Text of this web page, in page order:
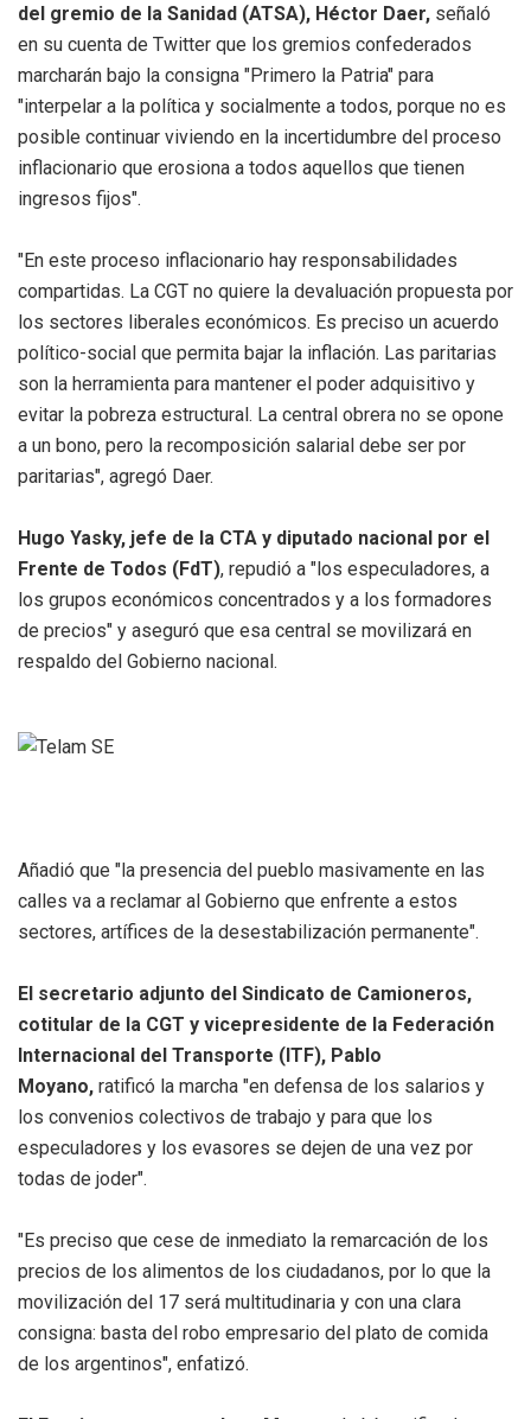
del gremio de la Sanidad (ATSA), Héctor Daer, señaló
en su cuenta de Twitter que los gremios confederados
marcharán bajo la consigna "Primero la Patria" para
"interpelar a la política y socialmente a todos, porque no es
posible continuar viviendo en la incertidumbre del proceso
inflacionario que erosiona a todos aquellos que tienen
ingresos fijos".
"En este proceso inflacionario hay responsabilidades
compartidas. La CGT no quiere la devaluación propuesta por
los sectores liberales económicos. Es preciso un acuerdo
político-social que permita bajar la inflación. Las paritarias
son la herramienta para mantener el poder adquisitivo y
evitar la pobreza estructural. La central obrera no se opone
a un bono, pero la recomposición salarial debe ser por
paritarias", agregó Daer.
Hugo Yasky, jefe de la CTA y diputado nacional por el
Frente de Todos (FdT), repudió a "los especuladores, a
los grupos económicos concentrados y a los formadores
de precios" y aseguró que esa central se movilizará en
respaldo del Gobierno nacional.
Añadió que "la presencia del pueblo masivamente en las
calles va a reclamar al Gobierno que enfrente a estos
sectores, artífices de la desestabilización permanente".
El secretario adjunto del Sindicato de Camioneros,
cotitular de la CGT y vicepresidente de la Federación
Internacional del Transporte (ITF), Pablo
Moyano, ratificó la marcha "en defensa de los salarios y
los convenios colectivos de trabajo y para que los
especuladores y los evasores se dejen de una vez por
todas de joder".
"Es preciso que cese de inmediato la remarcación de los
precios de los alimentos de los ciudadanos, por lo que la
movilización del 17 será multitudinaria y con una clara
consigna: basta del robo empresario del plato de comida
de los argentinos", enfatizó.